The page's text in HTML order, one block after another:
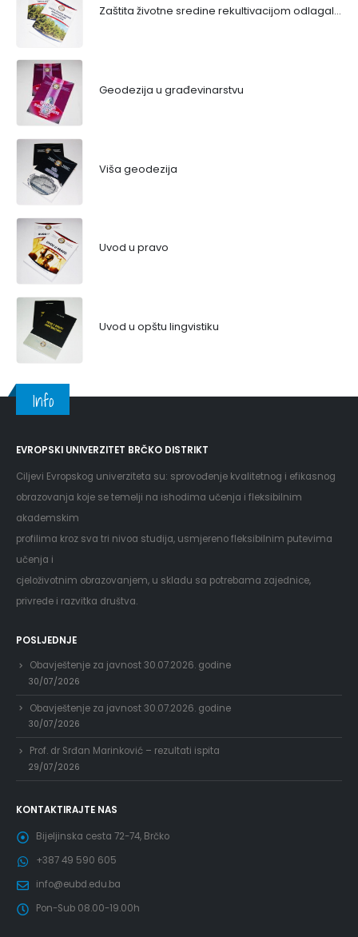
Zaštita životne sredine rekultivacijom odlagališta
Geodezija u građevinarstvu
Viša geodezija
Uvod u pravo
Uvod u opštu lingvistiku
Info
EVROPSKI UNIVERZITET BRČKO DISTRIKT
Ciljevi Evropskog univerziteta su: sprovođenje kvalitetnog i efikasnog
obrazovanja koje se temelji na ishodima učenja i fleksibilnim
akademskim
profilima kroz sva tri nivoa studija, usmjereno fleksibilnim putevima
učenja i
cjeloživotnim obrazovanjem, u skladu sa potrebama zajednice,
privrede i razvitka društva.
POSLJEDNJE
Obavještenje za javnost 30.07.2026. godine
30/07/2026
Obavještenje za javnost 30.07.2026. godine
30/07/2026
Prof. dr Srđan Marinković – rezultati ispita
29/07/2026
KONTAKTIRAJTE NAS
Bijeljinska cesta 72-74, Brčko
+387 49 590 605
info@eubd.edu.ba
Pon-Sub 08.00-19.00h